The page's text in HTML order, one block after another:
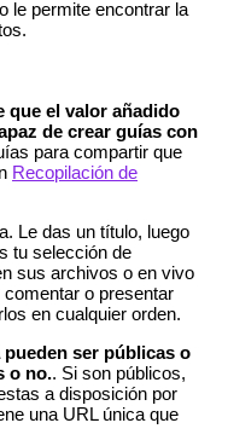
le permite encontrar la
que el valor añadido
de crear guías con
para compartir que
Recopilación de
Le das un título, luego
tu selección de
sus archivos o en vivo
o presentar
en cualquier orden.
pueden ser públicas o
o no.. Si son públicos,
a disposición por
una URL única que